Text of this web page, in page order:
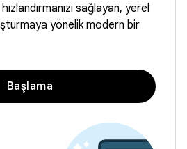
sağlayan, yerel
yönelik modern bir
Başlama